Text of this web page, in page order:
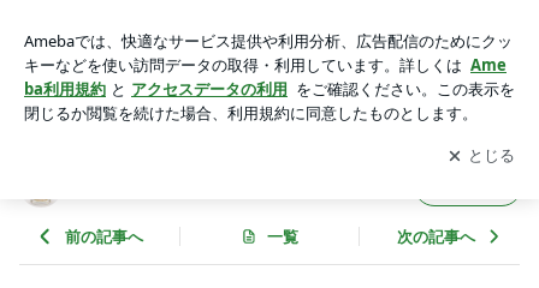
アプリをダウンロードして ブログの更新通知
を受け取りまし
ょう。
開く
前の記事へ 一覧 次の記事へ